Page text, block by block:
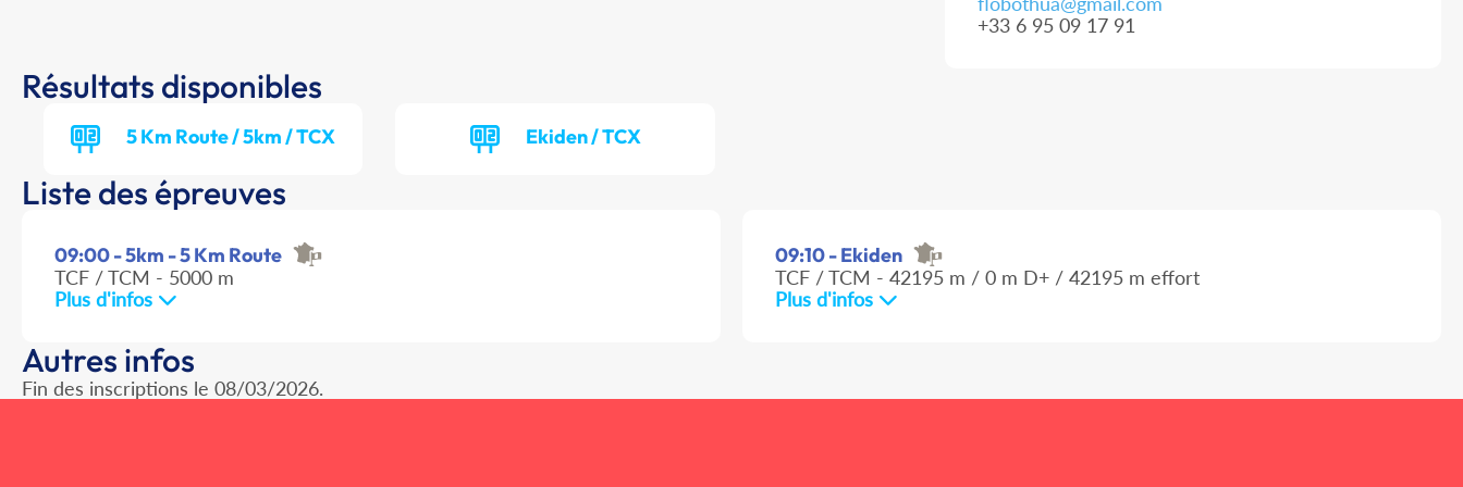
+33 6 95 09 17 91
Résultats disponibles
5 Km Route / 5km / TCX Ekiden / TCX
Liste des épreuves
09:00 - 5km - 5 Km Route
TCF / TCM - 5000 m
Plus d'infos
09:10 - Ekiden
TCF / TCM - 42195 m / 0 m D+ / 42195 m effort
Plus d'infos
Autres infos
Fin des inscriptions le 08/03/2026.